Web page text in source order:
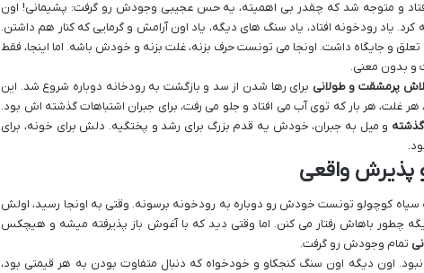
و متوجه شد که چقدر بی اهمیته، یه حس عجیبی وجودش رو گرفت: پشیمانی! اون
کرد. یاد رودخونه افتاد، یاد سنگ های دیگه، یاد اون آرامش و گرمایی که کنار هم داشتن.
و جایگاه داشت. اونجا می تونست حرف بزنه، غلت بزنه و خودش باشه. اما اینجا، فقط
و بدون معنی.
پرمشقت و طولانی برای رها شدن از سد و بازگشت به رودخانه دوباره شروع شد. این
غلت، هر بار که توی آب می افتاد و جلو می رفت، برای جبران اشتباهات گذشته اش بود.
و میل به جبران، خودش یه قدم بزرگ برای رشد و پختگیه. دلش برای خونه، برای
پذیرش واقعی
سیاه کوچولو تونست خودش رو دوباره به رودخونه برسونه. وقتی به اونجا رسید، اولش
باهاش رفتار می کنن. اما وقتی دید که با آغوش باز پذیرفته میشه و هیچکس
تمام وجودش رو گرفت.
اون دیگه اون سنگ کنجکاو و خودخواه که دنبال متفاوت بودن به هر قیمتی بود،